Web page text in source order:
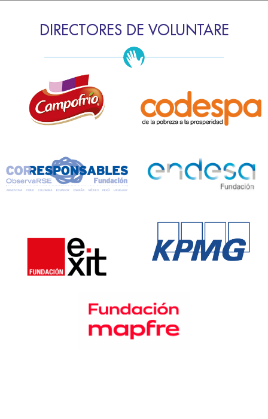
DIRECTORES DE VOLUNTARE